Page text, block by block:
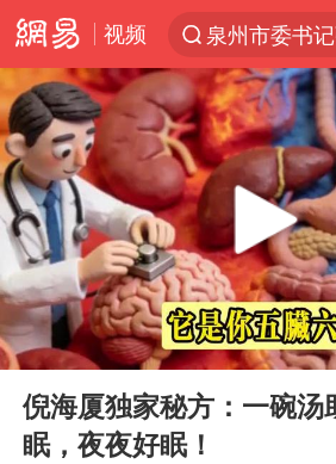
视频
泉州市委书
秋天的第一
四川宜宾高
美股存储板
Play
00:00
倪海厦独家秘方：一碗汤
眠，夜夜好眠！